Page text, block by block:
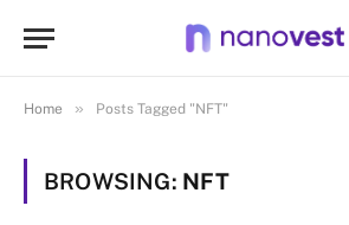
Home » Posts Tagged "NFT"
BROWSING: NFT